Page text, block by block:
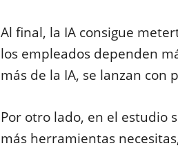
Al final, la IA consigue
los empleados dependen
más de la IA, se lanzan con
Por otro lado, en el estudio
más herramientas